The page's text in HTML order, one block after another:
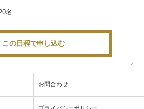
20名
この日程で申し込む
お問合わせ